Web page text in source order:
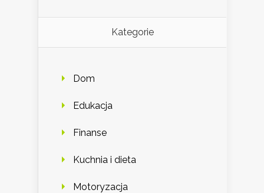
Kategorie
Dom
Edukacja
Finanse
Kuchnia i dieta
Motoryzacja